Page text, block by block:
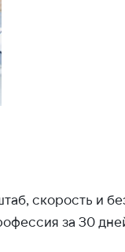
скорость и
за 30